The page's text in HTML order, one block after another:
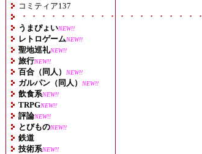
コミティア137
・・・・・・・・・・・・・・・・・・・
うまぴょいNEW!!
レトロゲームNEW!!
聖地巡礼NEW!!
旅行NEW!!
百合（同人） NEW!!
ガルパン（同人） NEW!!
飲食系NEW!!
TRPGNEW!!
評論NEW!!
とびものNEW!!
鉄道
技術系NEW!!